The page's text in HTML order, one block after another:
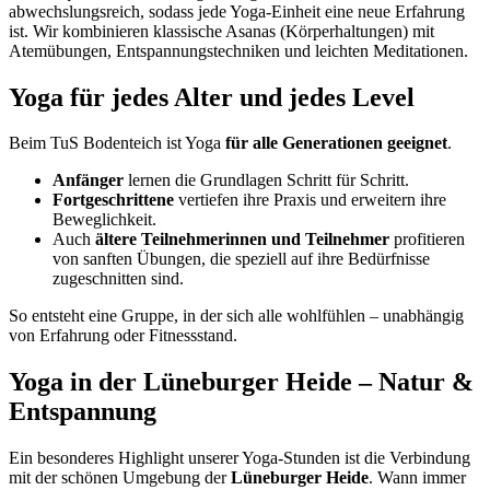
abwechslungsreich, sodass jede Yoga-Einheit eine neue Erfahrung
ist. Wir kombinieren klassische Asanas (Körperhaltungen) mit
Atemübungen, Entspannungstechniken und leichten Meditationen.
Yoga für jedes Alter und jedes Level
Beim TuS Bodenteich ist Yoga für alle Generationen geeignet.
Anfänger lernen die Grundlagen Schritt für Schritt.
Fortgeschrittene vertiefen ihre Praxis und erweitern ihre
Beweglichkeit.
Auch ältere Teilnehmerinnen und Teilnehmer profitieren
von sanften Übungen, die speziell auf ihre Bedürfnisse
zugeschnitten sind.
So entsteht eine Gruppe, in der sich alle wohlfühlen – unabhängig
von Erfahrung oder Fitnessstand.
Yoga in der Lüneburger Heide – Natur &
Entspannung
Ein besonderes Highlight unserer Yoga-Stunden ist die Verbindung
mit der schönen Umgebung derLüneburger Heide. Wann immer